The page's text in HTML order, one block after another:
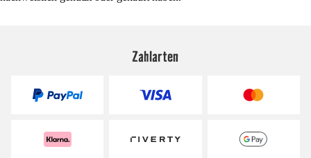
Zahlarten